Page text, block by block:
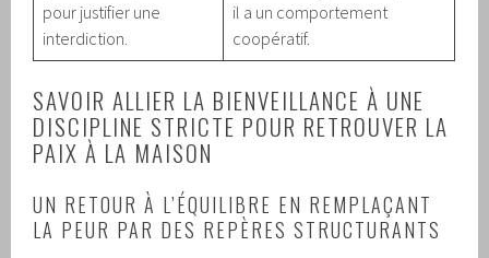
pour justifier une
interdiction.
il a un comportement
coopératif.
SAVOIR ALLIER LA BIENVEILLANCE À UNE
DISCIPLINE STRICTE POUR RETROUVER LA
PAIX À LA MAISON
UN RETOUR À L’ÉQUILIBRE EN REMPLAÇANT
LA PEUR PAR DES REPÈRES STRUCTURANTS